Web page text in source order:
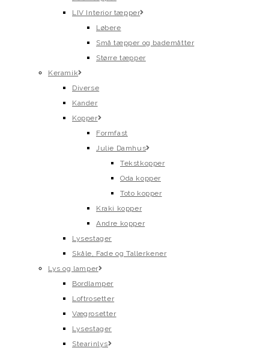
LIV Interior tæpper
Løbere
Små tæpper og bademåtter
Større tæpper
Keramik
Diverse
Kander
Kopper
Formfast
Julie Damhus
Tekstkopper
Oda kopper
Toto kopper
Kraki kopper
Andre kopper
Lysestager
Skåle, Fade og Tallerkener
Lys og lamper
Bordlamper
Loftrosetter
Vægrosetter
Lysestager
Stearinlys